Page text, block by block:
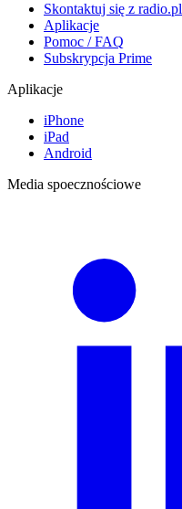
Skontaktuj się z radio.pl
Aplikacje
Pomoc / FAQ
Subskrypcja Prime
Aplikacje
iPhone
iPad
Android
Media spoecznościowe